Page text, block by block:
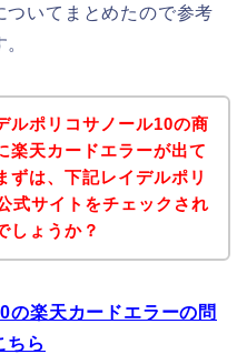
ついてまとめたので参考
ルポリコサノール10の商
楽天カードエラーが出て
ずは、下記レイデルポリ
式サイトをチェックされ
しょうか？
の楽天カードエラーの問
ちら